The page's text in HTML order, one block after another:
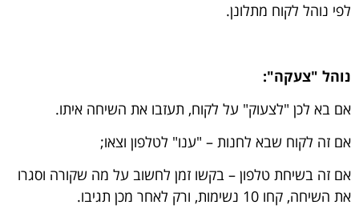
לפי נוהל לקוח מתלונן.
נוהל "צעקה":
אם בא לכן "לצעוק" על לקוח, תעזבו את השיחה איתו.
אם זה לקוח שבא לחנות – "ענו" לטלפון וצאו;
אם זה בשיחת טלפון – בקשו זמן לחשוב על מה שקורה וסגרו
את השיחה, קחו 10 נשימות, ורק לאחר מכן תגיבו.